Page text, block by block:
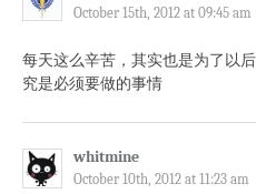
October 15th, 2012 at 09:45 am
每天这么辛苦，其实也是为了以
究是必须要做的事情
whitmine
October 10th, 2012 at 11:23 am